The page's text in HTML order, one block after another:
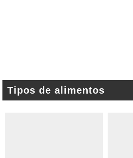
Tipos de alimentos